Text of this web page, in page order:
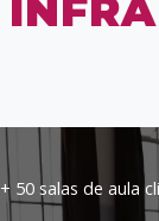
+ 50 salas de aula